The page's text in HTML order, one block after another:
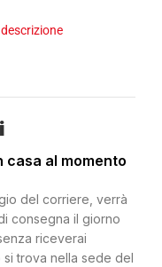
casa al momento
del corriere, verrà
consegna il giorno
riceverai
trova nella sede del